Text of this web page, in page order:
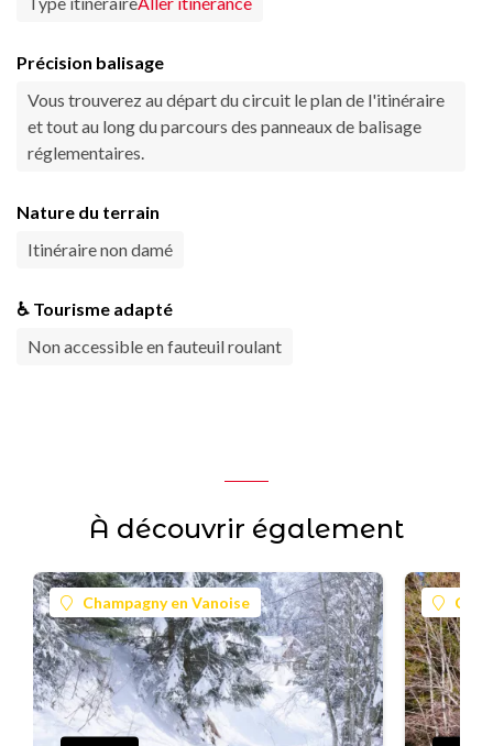
Précision balisage
Vous trouverez au départ du circuit le plan de l'itinéraire
et tout au long du parcours des panneaux de balisage
réglementaires.
Nature du terrain
Itinéraire non damé
♿ Tourisme adapté
Non accessible en fauteuil roulant
À découvrir également
Champagny en Vanoise